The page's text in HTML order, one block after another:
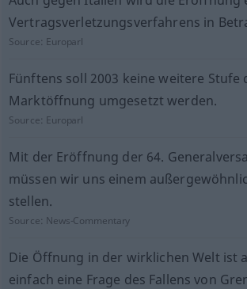
Vertragsverletzungsverfahrens in
Source: Europarl
Fünftens soll 2003 keine weitere Stufe
Marktöffnung umgesetzt werden.
Source: Europarl
Mit der Eröffnung der 64.
müssen wir uns einem
stellen.
Source: News-Commentary
Die Öffnung in der wirklichen Welt ist
einfach eine Frage des Fallens von